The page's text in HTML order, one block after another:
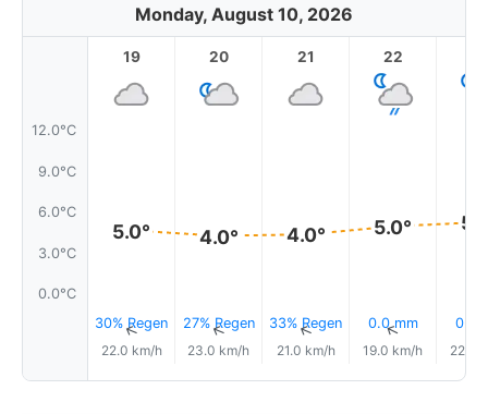
Monday, August 10, 2026
12.0°C
9.0°C
6.0°C
3.0°C
0.0°C
19
5.0°
30% Regen
↑
22.0 km/h
20
4.0°
27% Regen
↑
23.0 km/h
21
4.0°
33% Regen
↑
21.0 km/h
22
5.0°
0.0 mm
↑
19.0 km/h
0.0
22.0